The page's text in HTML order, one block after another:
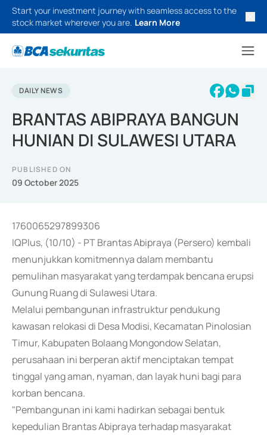
Start your investment journey with seamless access to the
stock market wherever you are. Learn More
DAILY NEWS
BRANTAS ABIPRAYA BANGUN
HUNIAN DI SULAWESI UTARA
PUBLISHED ON
09 October 2025
1760065297899306
IQPlus, (10/10) - PT Brantas Abipraya (Persero) kembali
menunjukkan komitmennya dalam membantu
pemulihan masyarakat yang terdampak bencana erupsi
Gunung Ruang di Sulawesi Utara.
Melalui pembangunan infrastruktur pendukung
kawasan relokasi di Desa Modisi, Kecamatan Pinolosian
Timur, Kabupaten Bolaang Mongondow Selatan,
perusahaan ini berperan aktif menciptakan tempat
tinggal yang aman, nyaman, dan layak huni bagi para
korban bencana.
"Pembangunan ini kami hadirkan sebagai bentuk
kepedulian Brantas Abipraya terhadap masyarakat